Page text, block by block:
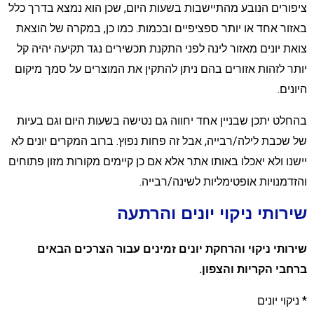
הנובע מהתיישבות בשעות היום, שכן הוא נמצא בדרך כלל
אחד או יותר ספציפיים ובכמות. כמו כן, במקרה של הוצאת
יונים מאזור לינה לפני התקנת תכשירים נגד תקיעה יהיה קל
לזהות אזורים בהם ניתן להתקין את המוצרים על סמך מיקום
יתכן שבניין אחד יחווה גם נטישה בשעות היום וגם בעיות
שכבת לילה/רבייה, אבל זה פחות נפוץ. ברוב המקרים יונים לא
ולא יאכלו באותו אתר אלא אם כן קיימים מקורות מזון פתוחים
אופטימליות לשינה/רבייה.
ניקוי יונים והרתעה
ניקוי והרחקת יונים זמינים עבור הצרכים הבאים
הקריות והצפון.
יונים